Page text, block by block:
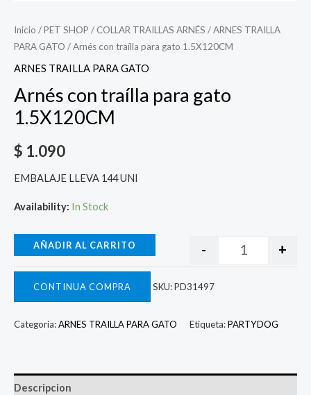
Inicio /PET SHOP / COLLAR TRAILLAS ARNÉS /ARNES TRAILLA
PARA GATO / Arnés con traílla para gato 1.5X120CM
ARNES TRAILLA PARA GATO
Arnés con traílla para gato
1.5X120CM
$ 1.090
EMBALAJE LLEVA 144 UNI
Availability: In Stock
- +
AÑADIR AL CARRITO
CONTINUA COMPRA SKU:PD31497
Categoría:ARNES TRAILLA PARA GATO Etiqueta:PARTYDOG
Descripcion